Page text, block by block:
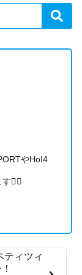
やHoI4
🙇‍♂️
ティツィ